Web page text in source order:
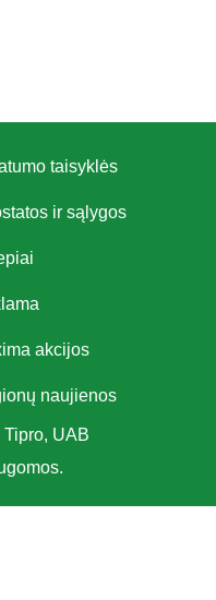
taisyklės
ir sąlygos
akcijos
naujienos
UAB